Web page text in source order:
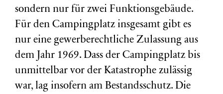
sondern nur für zwei Funktionsgebäude.
Für den Campingplatz insgesamt gibt es
nur eine gewerberechtliche Zulassung aus
dem Jahr 1969. Dass der Campingplatz bis
unmittelbar vor der Katastrophe zulässig
war, lag insofern am Bestandsschutz. Die